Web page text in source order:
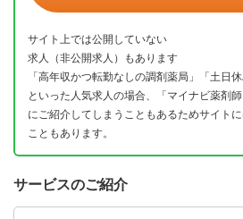
サイト上では公開していない
求人（非公開求人）もあります
「高年収かつ転勤なしの調剤薬局」「土日
といった人気求人の場合、「マイナビ薬剤
にご紹介してしまうこともあるためサイト
こともあります。
サービスのご紹介